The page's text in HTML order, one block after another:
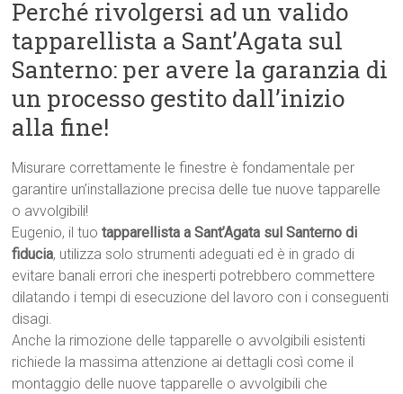
Perché rivolgersi ad un valido
tapparellista a Sant’Agata sul
Santerno: per avere la garanzia di
un processo gestito dall’inizio
alla fine!
Misurare correttamente le finestre è fondamentale per
garantire un’installazione precisa delle tue nuove tapparelle
o avvolgibili!
Eugenio, il tuotapparellista a Sant’Agata sul Santerno di
fiducia, utilizza solo strumenti adeguati ed è in grado di
evitare banali errori che inesperti potrebbero commettere
dilatando i tempi di esecuzione del lavoro con i conseguenti
disagi.
Anche la rimozione delle tapparelle o avvolgibili esistenti
richiede la massima attenzione ai dettagli così come il
montaggio delle nuove tapparelle o avvolgibili che